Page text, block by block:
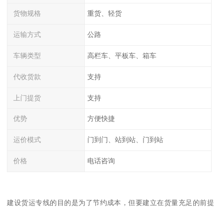
货物规格 重货、轻货
运输方式 公路
车辆类型 高栏车、平板车、箱车
代收货款 支持
上门提货 支持
优势 方便快捷
运价模式 门到门、站到站、门到站
价格 电话咨询
建设货运专线的目的是为了节约成本，但要建立在货量充足的前提